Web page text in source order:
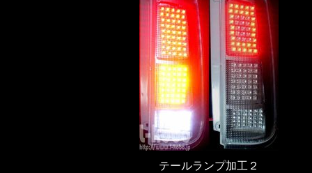
テールランプ加工２